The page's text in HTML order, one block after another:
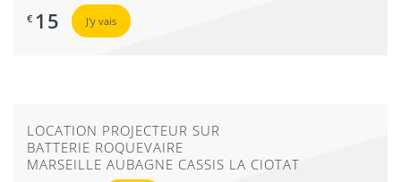
€ 15 J'y vais
LOCATION PROJECTEUR SUR
BATTERIE ROQUEVAIRE
MARSEILLE AUBAGNE CASSIS LA CIOTAT